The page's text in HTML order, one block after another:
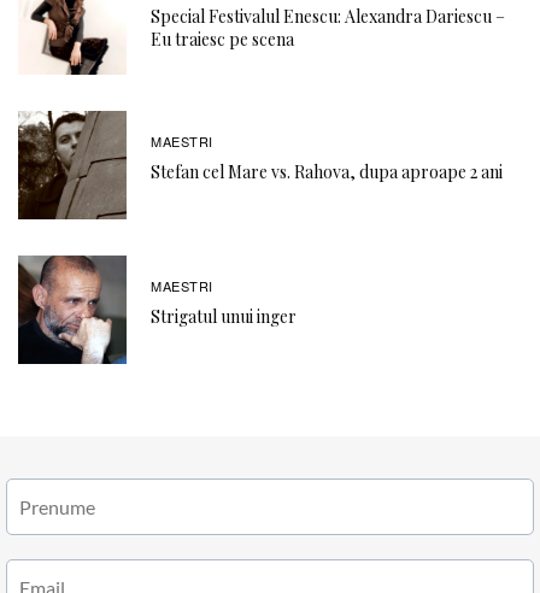
Special Festivalul Enescu: Alexandra Dariescu –
Eu traiesc pe scena
MAESTRI
Stefan cel Mare vs. Rahova, dupa aproape 2 ani
MAESTRI
Strigatul unui inger